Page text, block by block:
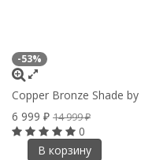
-53%
Copper Bronze Shade
6 999 ₽ 14 999₽
0
В корзину